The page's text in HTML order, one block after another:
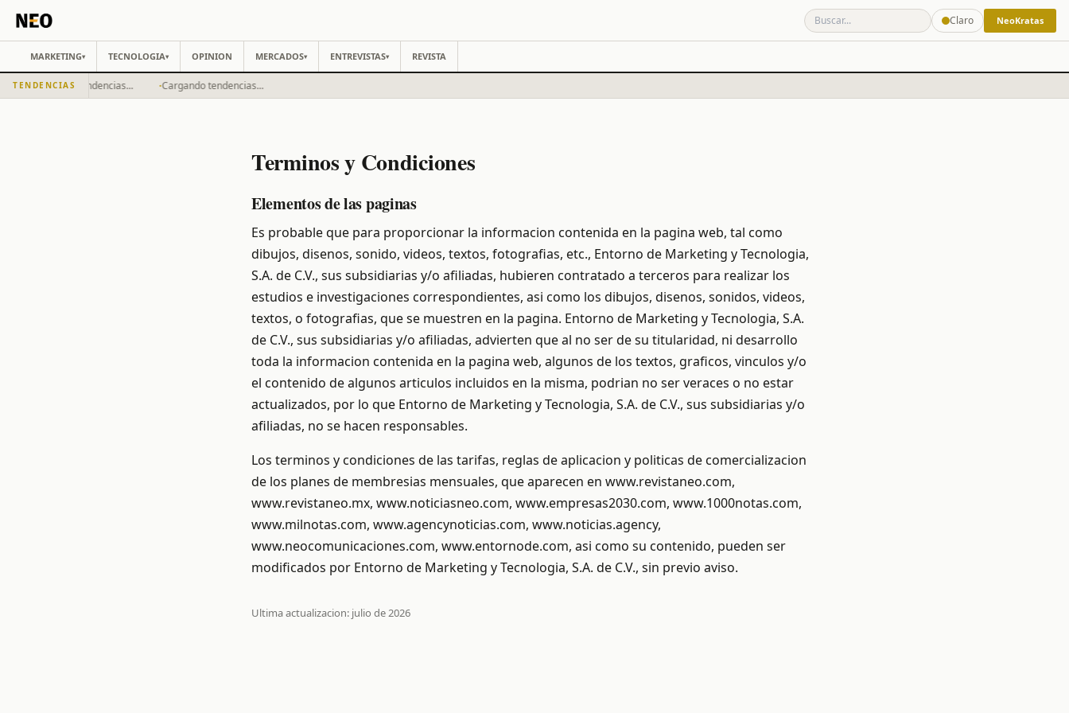
Claro NeoKratas
MARKETING▾ TECNOLOGIA▾ OPINION MERCADOS▾ ENTREVISTAS▾ REVISTA
TENDENCIAS
·Cargando tendencias... Cargando tendencias...
Terminos y Condiciones
Elementos de las paginas
Es probable que para proporcionar la informacion contenida en la pagina web, tal como
dibujos, disenos, sonido, videos, textos, fotografias, etc., Entorno de Marketing y Tecnologia,
S.A. de C.V., sus subsidiarias y/o afiliadas, hubieren contratado a terceros para realizar los
estudios e investigaciones correspondientes, asi como los dibujos, disenos, sonidos, videos,
textos, o fotografias, que se muestren en la pagina. Entorno de Marketing y Tecnologia, S.A.
de C.V., sus subsidiarias y/o afiliadas, advierten que al no ser de su titularidad, ni desarrollo
toda la informacion contenida en la pagina web, algunos de los textos, graficos, vinculos y/o
el contenido de algunos articulos incluidos en la misma, podrian no ser veraces o no estar
actualizados, por lo que Entorno de Marketing y Tecnologia, S.A. de C.V., sus subsidiarias y/o
afiliadas, no se hacen responsables.
Los terminos y condiciones de las tarifas, reglas de aplicacion y politicas de comercializacion
de los planes de membresias mensuales, que aparecen en www.revistaneo.com,
www.revistaneo.mx, www.noticiasneo.com, www.empresas2030.com, www.1000notas.com,
www.milnotas.com, www.agencynoticias.com, www.noticias.agency,
www.neocomunicaciones.com, www.entornode.com, asi como su contenido, pueden ser
modificados por Entorno de Marketing y Tecnologia, S.A. de C.V., sin previo aviso.
Ultima actualizacion: julio de 2026